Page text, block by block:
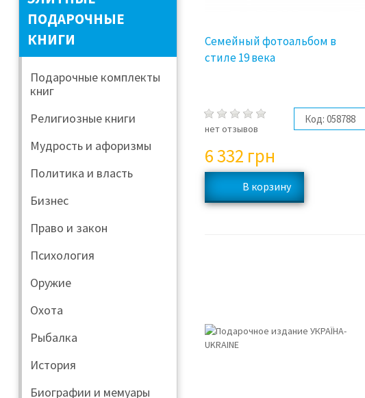
ПОДАРОЧНЫЕ
КНИГИ
Подарочные комплекты
книг
Религиозные книги
Мудрость и афоризмы
Политика и власть
Бизнес
Право и закон
Психология
Оружие
Охота
Рыбалка
История
Биографии и мемуары
Семейный фотоальбом в
стиле 19 века
нет отзывов
Код: 058788
6 332 грн